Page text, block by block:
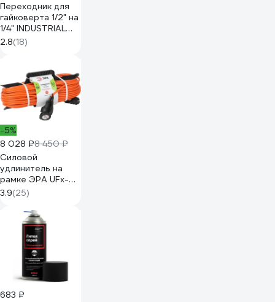
Переходник для
гайковерта 1/2" на
1/4" INDUSTRIAL
INGCO ABH60501
2.8(18)
-5%
8 028 ₽8 450 ₽
Силовой
удлинитель на
рамке ЭРА UFx-
1e-3x1.5-50m-IP44
с заземлением 1
гнездо 50м ПВС
3х1.5 Б0046814
3.9(25)
683 ₽